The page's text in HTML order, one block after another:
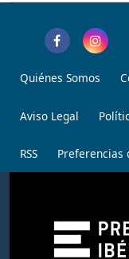
Quiénes Somos
Aviso Legal
RSS Preferencias